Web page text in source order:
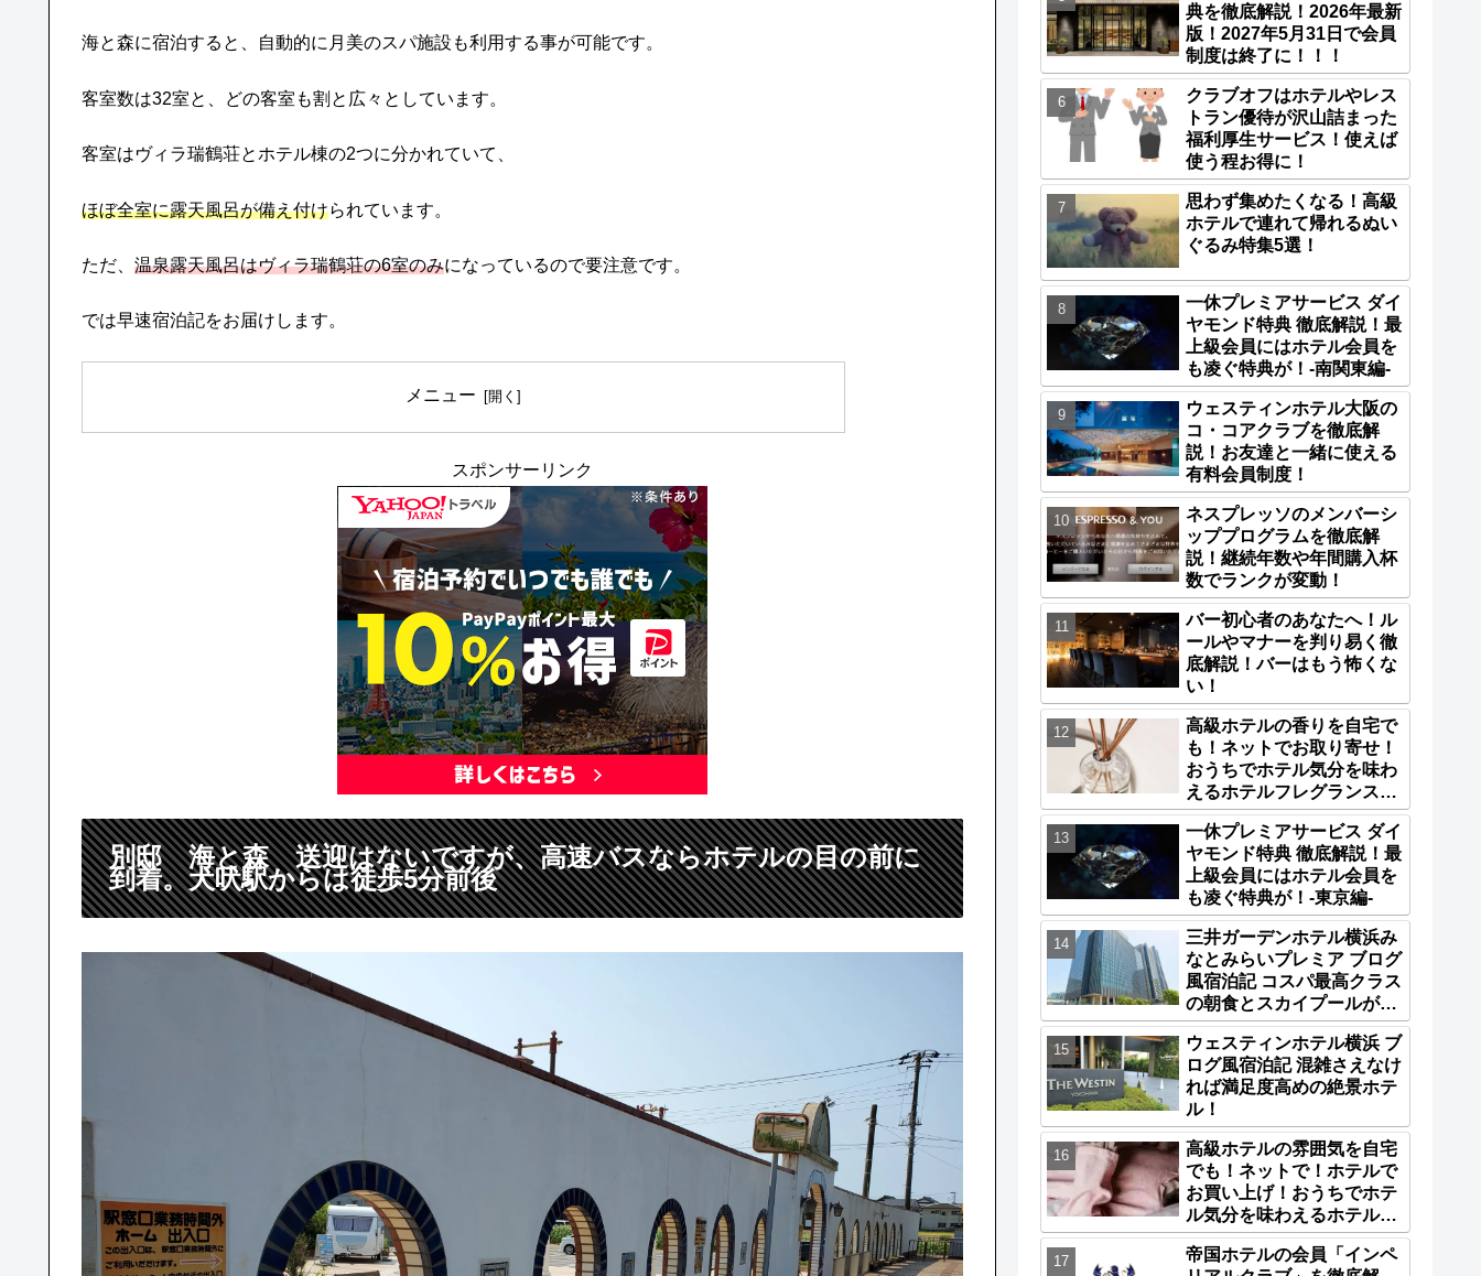
海と森に宿泊すると、自動的に月美のスパ施設も利用する事が可能です。
客室数は32室と、どの客室も割と広々としています。
客室はヴィラ瑞鶴荘とホテル棟の2つに分かれていて、
ほぼ全室に露天風呂が備え付けられています。
ただ、 温泉露天風呂はヴィラ瑞鶴荘の6室のみになっているので要注意です。
では早速宿泊記をお届けします。
メニュー
スポンサーリンク
別邸 海と森 送迎はないですが、高速バスならホテルの目の前に
到着。犬吠駅からは徒歩5分前後
典を徹底解説！2026年最新
版！2027年5月31日で会員
制度は終了に！！！
クラブオフはホテルやレス
トラン優待が沢山詰まった
福利厚生サービス！使えば
使う程お得に！
思わず集めたくなる！高級
ホテルで連れて帰れるぬい
ぐるみ特集5選！
一休プレミアサービス ダイ
ヤモンド特典 徹底解説！最
上級会員にはホテル会員を
も凌ぐ特典が！-南関東編-
ウェスティンホテル大阪の
コ・コアクラブを徹底解
説！お友達と一緒に使える
有料会員制度！
ネスプレッソのメンバーシ
ッププログラムを徹底解
説！継続年数や年間購入杯
数でランクが変動！
バー初心者のあなたへ！ル
ールやマナーを判り易く徹
底解説！バーはもう怖くな
い！
高級ホテルの香りを自宅で
も！ネットでお取り寄せ！
おうちでホテル気分を味わ
えるホテルフレグランス特
集6選！
一休プレミアサービス ダイ
ヤモンド特典 徹底解説！最
上級会員にはホテル会員を
も凌ぐ特典が！-東京編-
三井ガーデンホテル横浜み
なとみらいプレミア ブログ
風宿泊記 コスパ最高クラス
の朝食とスカイプールが魅
力！
ウェスティンホテル横浜 ブ
ログ風宿泊記 混雑さえなけ
れば満足度高めの絶景ホテ
ル！
高級ホテルの雰囲気を自宅
でも！ネットで！ホテルで
お買い上げ！おうちでホテ
ル気分を味わえるホテルナ
イトウェア特集8選！
帝国ホテルの会員「インペ